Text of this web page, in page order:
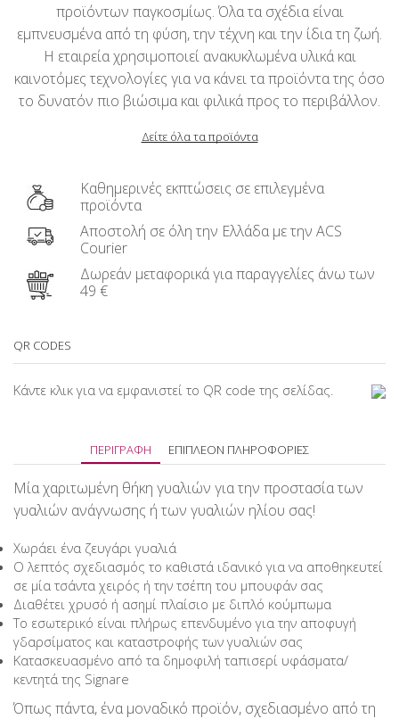
προϊόντων παγκοσμίως. Όλα τα σχέδια είναι
εμπνευσμένα από τη φύση, την τέχνη και την ίδια τη ζωή.
Η εταιρεία χρησιμοποιεί ανακυκλωμένα υλικά και
καινοτόμες τεχνολογίες για να κάνει τα προϊόντα της όσο
το δυνατόν πιο βιώσιμα και φιλικά προς το περιβάλλον.
Δείτε όλα τα προϊόντα
Καθημερινές εκπτώσεις σε επιλεγμένα
προϊόντα
Αποστολή σε όλη την Ελλάδα με την ACS
Courier
Δωρεάν μεταφορικά για παραγγελίες άνω των
49 €
QR CODES
Κάντε κλικ για να εμφανιστεί το QR code της σελίδας.
ΠΕΡΙΓΡΑΦΉ ΕΠΙΠΛΈΟΝ ΠΛΗΡΟΦΟΡΊΕΣ
Μία χαριτωμένη θήκη γυαλιών για την προστασία των
γυαλιών ανάγνωσης ή των γυαλιών ηλίου σας!
Χωράει ένα ζευγάρι γυαλιά
Ο λεπτός σχεδιασμός το καθιστά ιδανικό για να αποθηκευτεί
σε μία τσάντα χειρός ή την τσέπη του μπουφάν σας
Διαθέτει χρυσό ή ασημί πλαίσιο με διπλό κούμπωμα
Το εσωτερικό είναι πλήρως επενδυμένο για την αποφυγή
γδαρσίματος και καταστροφής των γυαλιών σας
Κατασκευασμένο από τα δημοφιλή ταπισερί υφάσματα/
κεντητά της Signare
Όπως πάντα, ένα μοναδικό προϊόν, σχεδιασμένο από τη